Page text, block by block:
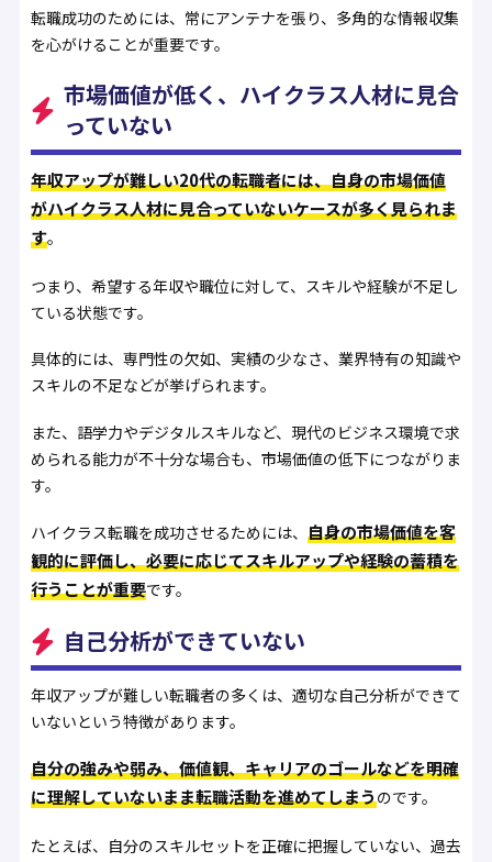
転職成功のためには、常にアンテナを張り、多角的な情報収集
を心がけることが重要です。
市場価値が低く、ハイクラス人材に見合
っていない
年収アップが難しい20代の転職者には、自身の市場価値
がハイクラス人材に見合っていないケースが多く見られま
す。
つまり、希望する年収や職位に対して、スキルや経験が不足し
ている状態です。
具体的には、専門性の欠如、実績の少なさ、業界特有の知識や
スキルの不足などが挙げられます。
また、語学力やデジタルスキルなど、現代のビジネス環境で求
められる能力が不十分な場合も、市場価値の低下につながりま
す。
ハイクラス転職を成功させるためには、 自身の市場価値を客
観的に評価し、必要に応じてスキルアップや経験の蓄積を
行うことが重要です。
自己分析ができていない
年収アップが難しい転職者の多くは、適切な自己分析ができて
いないという特徴があります。
自分の強みや弱み、価値観、キャリアのゴールなどを明確
に理解していないまま転職活動を進めてしまうのです。
たとえば、自分のスキルセットを正確に把握していない、過去